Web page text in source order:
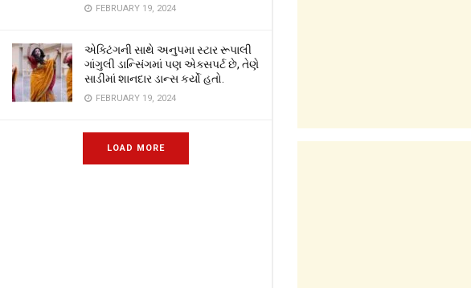
FEBRUARY 19, 2024
એક્ટિંગની સાથે અનુપમા સ્ટાર રૂપાલી
ગાંગુલી ડાન્સિંગમાં પણ એક્સપર્ટ છે, તેણે
સાડીમાં શાનદાર ડાન્સ કર્યો હતો.
FEBRUARY 19, 2024
LOAD MORE